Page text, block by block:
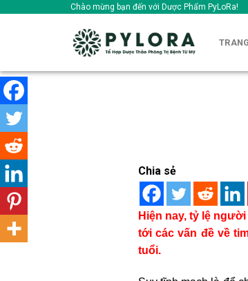
Chào mừng bạn đến với Dược Phẩm PyLoRa!
Chia sẻ
Hiện nay, tỷ lệ
tới các vấn đề về
tuổi.